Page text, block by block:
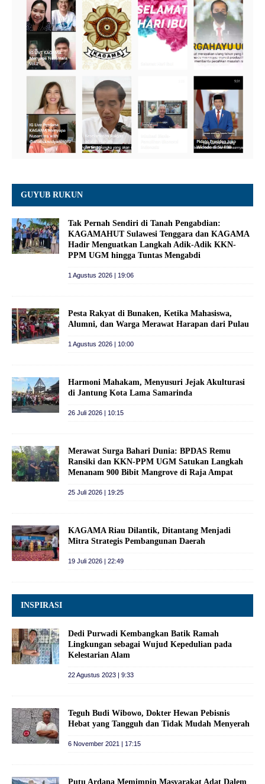
GUYUB RUKUN
Tak Pernah Sendiri di Tanah Pengabdian:
KAGAMAHUT Sulawesi Tenggara dan KAGAMA
Hadir Menguatkan Langkah Adik-Adik KKN-
PPM UGM hingga Tuntas Mengabdi
1 Agustus 2026 | 19:06
Pesta Rakyat di Bunaken, Ketika Mahasiswa,
Alumni, dan Warga Merawat Harapan dari Pulau
1 Agustus 2026 | 10:00
Harmoni Mahakam, Menyusuri Jejak Akulturasi
di Jantung Kota Lama Samarinda
26 Juli 2026 | 10:15
Merawat Surga Bahari Dunia: BPDAS Remu
Ransiki dan KKN-PPM UGM Satukan Langkah
Menanam 900 Bibit Mangrove di Raja Ampat
25 Juli 2026 | 19:25
KAGAMA Riau Dilantik, Ditantang Menjadi
Mitra Strategis Pembangunan Daerah
19 Juli 2026 | 22:49
INSPIRASI
Dedi Purwadi Kembangkan Batik Ramah
Lingkungan sebagai Wujud Kepedulian pada
Kelestarian Alam
22 Agustus 2023 | 9:33
Teguh Budi Wibowo, Dokter Hewan Pebisnis
Hebat yang Tangguh dan Tidak Mudah Menyerah
6 November 2021 | 17:15
Putu Ardana Memimpin Masyarakat Adat Dalem